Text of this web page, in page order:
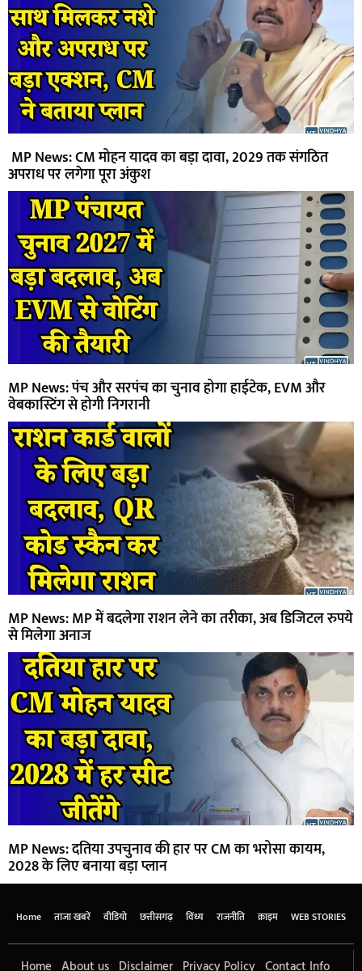
MP News: CM मोहन यादव का बड़ा दावा, 2029 तक संगठित
अपराध पर लगेगा पूरा अंकुश
MP News: पंच और सरपंच का चुनाव होगा हाईटेक, EVM और
वेबकास्टिंग से होगी निगरानी
MP News: MP में बदलेगा राशन लेने का तरीका, अब डिजिटल रुपये
से मिलेगा अनाज
MP News: दतिया उपचुनाव की हार पर CM का भरोसा कायम,
2028 के लिए बनाया बड़ा प्लान
Home ताजा खबरें वीडियो छत्तीसगढ़ विंध्य राजनीति क्राइम WEB STORIES
Home About us Disclaimer Privacy Policy Contact Info